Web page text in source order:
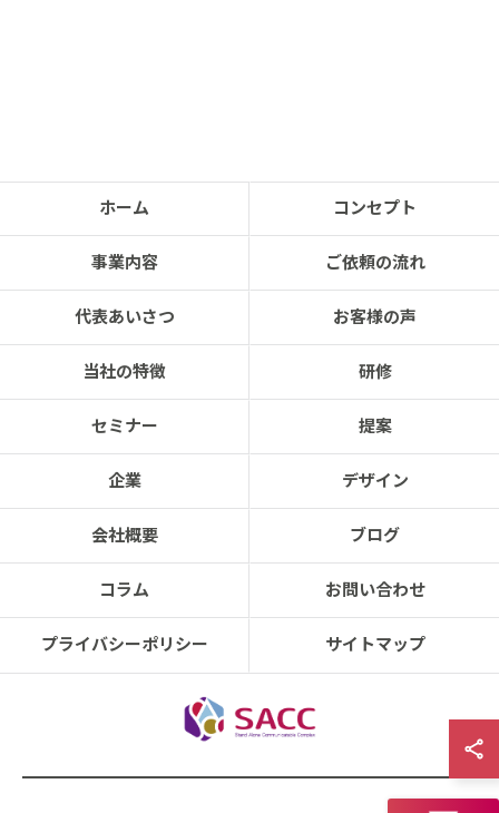
ホーム コンセプト
事業内容 ご依頼の流れ
代表あいさつ お客様の声
当社の特徴 研修
セミナー 提案
企業 デザイン
会社概要 ブログ
コラム お問い合わせ
プライバシーポリシー サイトマップ